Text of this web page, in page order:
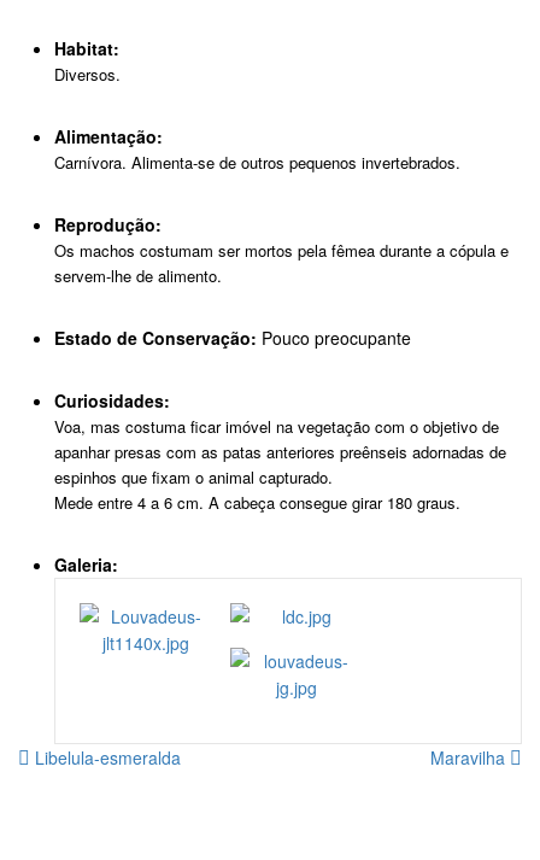
Habitat:
Diversos.
Alimentação:
Carnívora. Alimenta-se de outros pequenos invertebrados.
Reprodução:
Os machos costumam ser mortos pela fêmea durante a cópula e
servem-lhe de alimento.
Estado de Conservação: Pouco preocupante
Curiosidades:
Voa, mas costuma ficar imóvel na vegetação com o objetivo de
apanhar presas com as patas anteriores preênseis adornadas de
espinhos que fixam o animal capturado.
Mede entre 4 a 6 cm. A cabeça consegue girar 180 graus.
Galeria:
Libelula-esmeralda Maravilha